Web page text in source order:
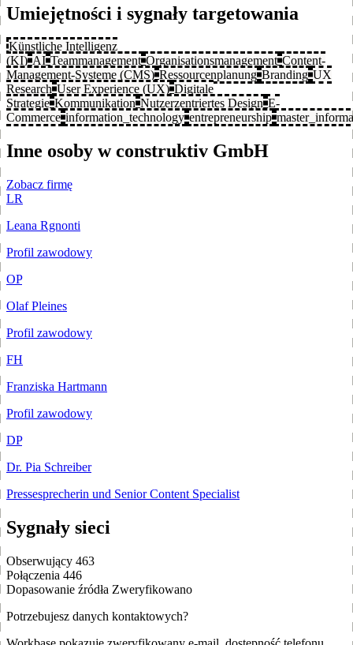
Umiejętności i sygnały targetowania
Künstliche Intelligenz
(KI) AI Teammanagement Organisationsmanagement Content-
Management-Systeme (CMS) Ressourcenplanung Branding UX
Research User Experience (UX) Digitale
Strategie Kommunikation Nutzerzentriertes Design E-
Commerce information_technology entrepreneurship
Inne osoby w construktiv GmbH
Zobacz firmę
LR
Leana Rgnonti
Profil zawodowy
OP
Olaf Pleines
Profil zawodowy
FH
Franziska Hartmann
Profil zawodowy
DP
Dr. Pia Schreiber
Pressesprecherin und Senior Content Specialist
Sygnały sieci
Obserwujący 463
Połączenia 446
Dopasowanie źródła Zweryfikowano
Potrzebujesz danych kontaktowych?